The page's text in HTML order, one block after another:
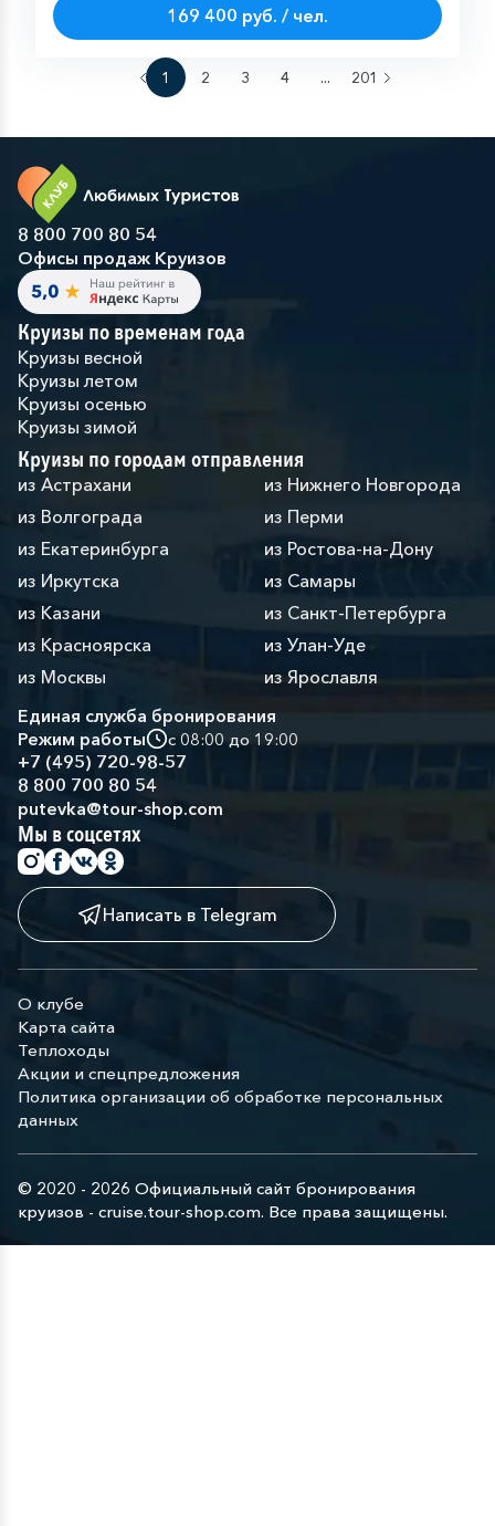
169 400 руб. / чел.
1 2 3 4 ... 201
8 800 700 80 54
Офисы продаж Круизов
Круизы по временам года
Круизы весной
Круизы летом
Круизы осенью
Круизы зимой
Круизы по городам отправления
из Астрахани
из Волгограда
из Екатеринбурга
из Иркутска
из Казани
из Красноярска
из Москвы
из Нижнего Новгорода
из Перми
из Ростова-на-Дону
из Самары
из Санкт-Петербурга
из Улан-Уде
из Ярославля
Единая служба бронирования
Режим работы
с 08:00 до 19:00
+7 (495) 720-98-57
8 800 700 80 54
putevka@tour-shop.com
Мы в соцсетях
Написать в Telegram
О клубе
Карта сайта
Теплоходы
Акции и спецпредложения
Политика организации об обработке персональных
данных
© 2020 - 2026 Официальный сайт бронирования
круизов - cruise.tour-shop.com. Все права защищены.